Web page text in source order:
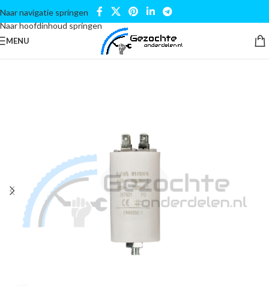
Naar navigatie springen
Naar hoofdinhoud springen
MENU